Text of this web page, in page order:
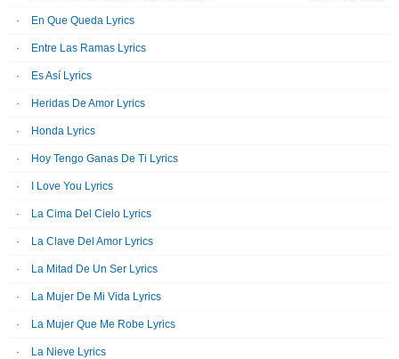
En Que Queda Lyrics
Entre Las Ramas Lyrics
Es Así Lyrics
Heridas De Amor Lyrics
Honda Lyrics
Hoy Tengo Ganas De Ti Lyrics
I Love You Lyrics
La Cima Del Cielo Lyrics
La Clave Del Amor Lyrics
La Mitad De Un Ser Lyrics
La Mujer De Mi Vida Lyrics
La Mujer Que Me Robe Lyrics
La Nieve Lyrics